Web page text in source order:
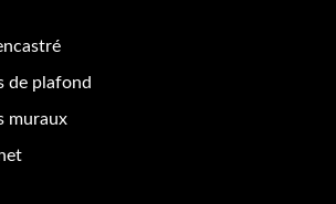
de plafond
muraux